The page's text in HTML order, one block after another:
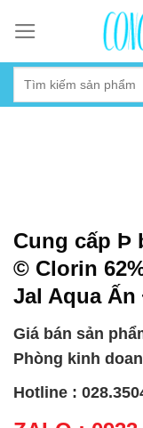
content
Cung cấp Þ
© Clorin
Jal Aqua
Giá bán sản
Phòng kinh
Hotline :